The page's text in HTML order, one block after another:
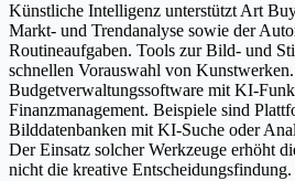
Künstliche Intelligenz unterstützt Art
Markt- und Trendanalyse sowie der
Routineaufgaben. Tools zur Bild- und
schnellen Vorauswahl von Kunstwerken.
Budgetverwaltungssoftware mit KI-
Finanzmanagement. Beispiele sind
Bilddatenbanken mit KI-Suche oder
Der Einsatz solcher Werkzeuge erhöht
nicht die kreative Entscheidungsfindung.